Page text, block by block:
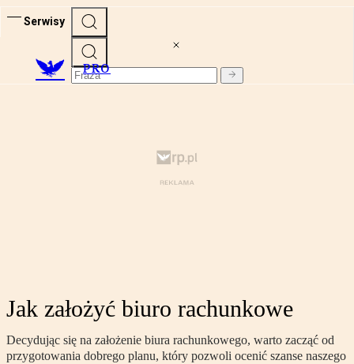
Serwisy
PRO
Jak założyć biuro rachunkowe
Decydując się na założenie biura rachunkowego, warto zacząć od
przygotowania dobrego planu, który pozwoli ocenić szanse naszego